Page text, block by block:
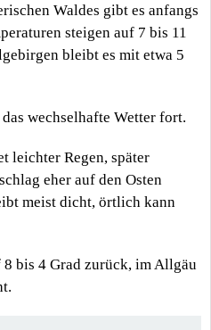
Waldes gibt es anfangs
steigen auf 7 bis 11
bleibt es mit etwa 5
wechselhafte Wetter fort.
leichter Regen, später
eher auf den Osten
meist dicht, örtlich kann
bis 4 Grad zurück, im Allgäu